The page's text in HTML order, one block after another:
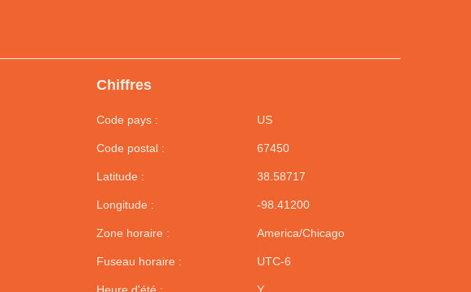
Chiffres
Code pays : US
Code postal : 67450
Latitude : 38.58717
Longitude : -98.41200
Zone horaire : America/Chicago
Fuseau horaire : UTC-6